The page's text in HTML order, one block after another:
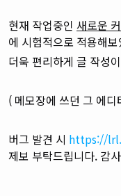
현재 작업중인 새로운
에 시험적으로 적용해
더욱 편리하게 글 작성
( 메모장에 쓰던 그 에디
버그 발견 시 https://
제보 부탁드립니다. 감